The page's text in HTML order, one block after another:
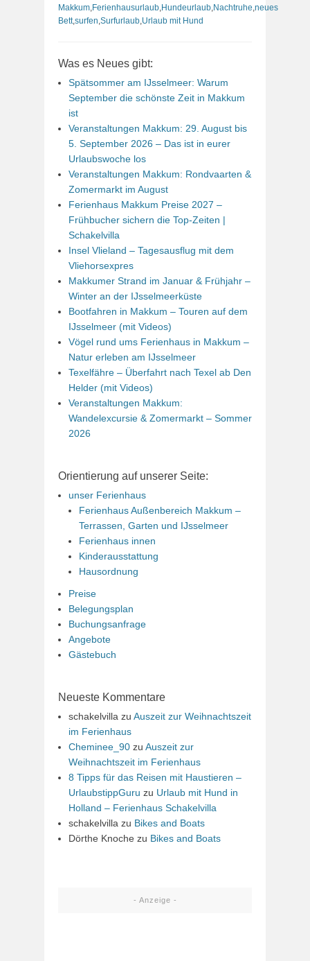
Makkum Ferienhausurlaub Hundeurlaub Nachtruhe neues
Bett,surfen Surfurlaub Urlaub mit Hund
Was es Neues gibt:
Spätsommer am IJsselmeer: Warum
September die schönste Zeit in Makkum
ist
Veranstaltungen Makkum: 29. August bis
5. September 2026 – Das ist in eurer
Urlaubswoche los
Veranstaltungen Makkum: Rondvaarten &
Zomermarkt im August
Ferienhaus Makkum Preise 2027 –
Frühbucher sichern die Top-Zeiten |
Schakelvilla
Insel Vlieland – Tagesausflug mit dem
Vliehorsexpres
Makkumer Strand im Januar & Frühjahr –
Winter an der IJsselmeerküste
Bootfahren in Makkum – Touren auf dem
IJsselmeer (mit Videos)
Vögel rund ums Ferienhaus in Makkum –
Natur erleben am IJsselmeer
Texelfähre – Überfahrt nach Texel ab Den
Helder (mit Videos)
Veranstaltungen Makkum:
Wandelexcursie & Zomermarkt – Sommer
2026
Orientierung auf unserer Seite:
unser Ferienhaus
Ferienhaus Außenbereich Makkum –
Terrassen, Garten und IJsselmeer
Ferienhaus innen
Kinderausstattung
Hausordnung
Preise
Belegungsplan
Buchungsanfrage
Angebote
Gästebuch
Neueste Kommentare
schakelvilla zu Auszeit zur Weihnachtszeit
im Ferienhaus
Cheminee_90 zu Auszeit zur
Weihnachtszeit im Ferienhaus
8 Tipps für das Reisen mit Haustieren –
UrlaubstippGuru zu Urlaub mit Hund in
Holland – Ferienhaus Schakelvilla
schakelvilla zu Bikes and Boats
Dörthe Knoche zu Bikes and Boats
- Anzeige -